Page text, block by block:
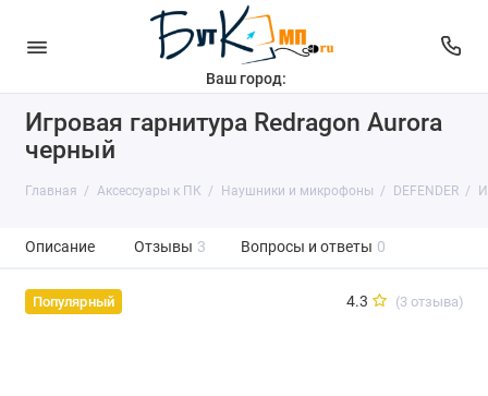
Ваш город:
Игровая гарнитура Redragon Aurora
черный
Главная Аксессуары к ПК Наушники и микрофоны DEFENDER
Описание Отзывы 3 Вопросы и ответы 0
Популярный 4.3 (3 отзыва)